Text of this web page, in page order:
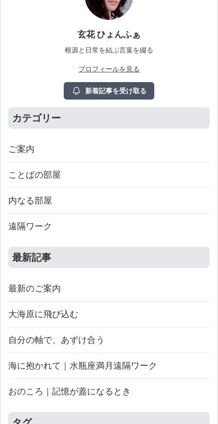
玄花 ひょんふぁ
根源と日常を結ぶ言葉を綴る
プロフィールを見る
新着記事を受け取る
カテゴリー
ご案内
ことばの部屋
内なる部屋
遠隔ワーク
最新記事
最新のご案内
大海原に飛び込む
自分の軸で、あずけ合う
海に抱かれて｜水瓶座満月遠隔ワーク
おのころ｜記憶が蓋になるとき